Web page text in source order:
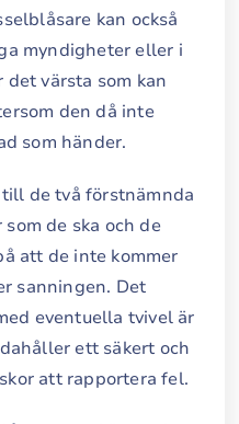
kan också
myndigheter eller i
värsta som kan
den då inte
som händer.
de två förstnämnda
de ska och de
att de inte kommer
sanningen. Det
eventuella tvivel är
ett säkert och
att rapportera fel.